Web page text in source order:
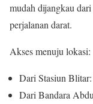
mudah dijangkau
perjalanan darat.
Akses menuju lokasi:
Dari Stasiun
Dari Bandara